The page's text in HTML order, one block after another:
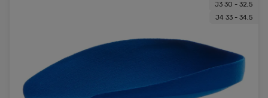
J3 30 - 32,5
J4 33 - 34,5